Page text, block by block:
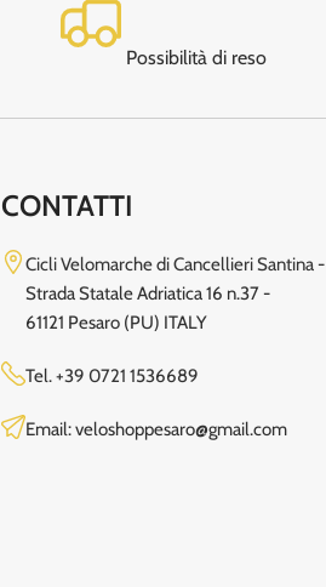
Possibilità di reso
CONTATTI
Cicli Velomarche di Cancellieri Santina -
Strada Statale Adriatica 16 n.37 -
61121 Pesaro (PU) ITALY
Tel.+39 0721 1536689
Email: veloshoppesaro@gmail.com